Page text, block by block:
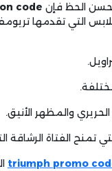
الحظ فإن code
التي تقدمها
triumph promo